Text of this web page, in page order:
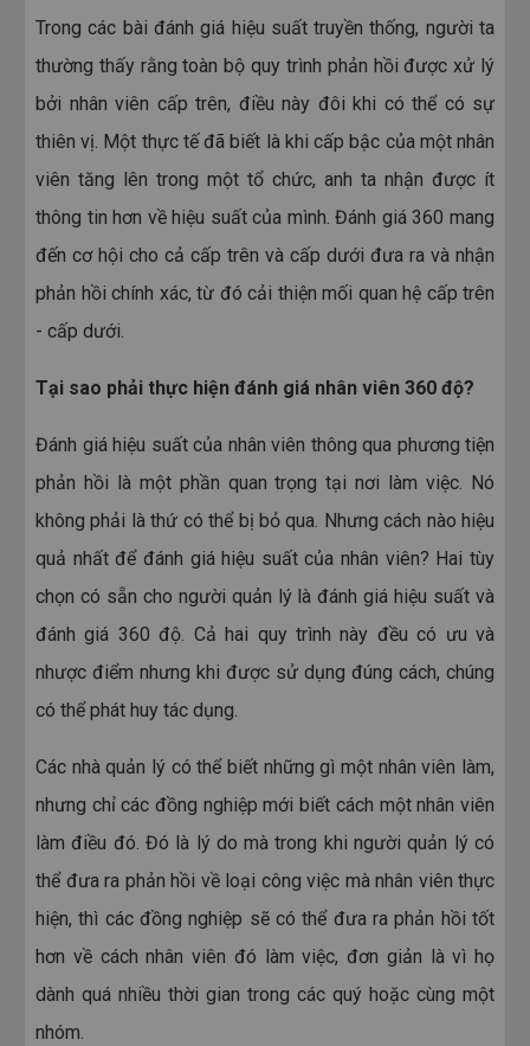
Trong các bài đánh giá hiệu suất truyền thống, người ta
thường thấy rằng toàn bộ quy trình phản hồi được xử lý
bởi nhân viên cấp trên, điều này đôi khi có thể có sự
thiên vị. Một thực tế đã biết là khi cấp bậc của một nhân
viên tăng lên trong một tổ chức, anh ta nhận được ít
thông tin hơn về hiệu suất của mình. Đánh giá 360 mang
đến cơ hội cho cả cấp trên và cấp dưới đưa ra và nhận
phản hồi chính xác, từ đó cải thiện mối quan hệ cấp trên
- cấp dưới.
Tại sao phải thực hiện đánh giá nhân viên 360 độ?
Đánh giá hiệu suất của nhân viên thông qua phương tiện
phản hồi là một phần quan trọng tại nơi làm việc. Nó
không phải là thứ có thể bị bỏ qua. Nhưng cách nào hiệu
quả nhất để đánh giá hiệu suất của nhân viên? Hai tùy
chọn có sẵn cho người quản lý là đánh giá hiệu suất và
đánh giá 360 độ. Cả hai quy trình này đều có ưu và
nhược điểm nhưng khi được sử dụng đúng cách, chúng
có thể phát huy tác dụng.
Các nhà quản lý có thể biết những gì một nhân viên làm,
nhưng chỉ các đồng nghiệp mới biết cách một nhân viên
làm điều đó. Đó là lý do mà trong khi người quản lý có
thể đưa ra phản hồi về loại công việc mà nhân viên thực
hiện, thì các đồng nghiệp sẽ có thể đưa ra phản hồi tốt
hơn về cách nhân viên đó làm việc, đơn giản là vì họ
dành quá nhiều thời gian trong các quý hoặc cùng một
nhóm.
NHẬN EBOOK NGAY
CẠNH TRANH VỮNG MẠNH CHO DOANH
NGHIỆP!
Giúp doanh nghiệp đào tạo, nâng cao kiến thức
và kĩ năng của các phòng ban thông qua hệ
thống bài giảng được tuyển chọn từ các chuyên
gia hàng đầu trên mọi lĩnh vực. Bên cạnh đó dễ
dàng theo dõi, quản lý đào tạo, cắt giảm những
chi phí đào tạo không cần thiết. Với Acabiz,
doanh nghiệp có thể tiết kiệm lên tới 70% chi phí
tổ chức đào tạo, tối ưu hoá hoạt động đào tạo
và nâng cao hiệu quả đào tạo.